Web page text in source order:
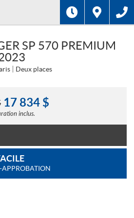
SP 570 PREMIUM
Deux places
17 834 $
inclus.